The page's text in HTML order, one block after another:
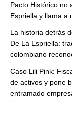
Pacto Histórico no
Espriella y llama a
La historia detrás
De La Espriella:
colombiano
Caso Lili Pink:
de activos y pone
entramado